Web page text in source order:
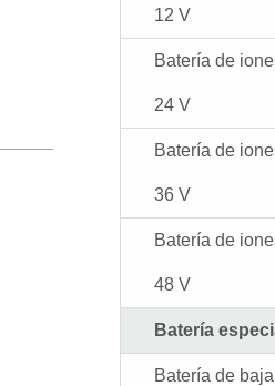
12 V
Batería de
24 V
Batería de
36 V
Batería de
48 V
Batería
Batería de